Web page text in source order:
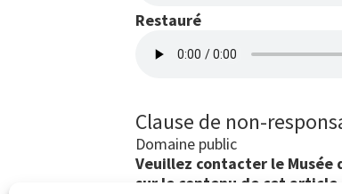
Restauré
Clause de non-
Domaine public
Veuillez contacter le Musée
sur le contenu de cet article.